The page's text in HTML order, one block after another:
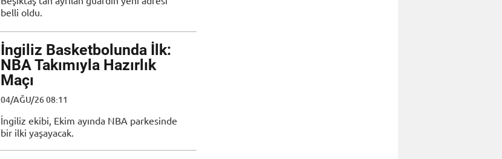
belli oldu.
İngiliz Basketbolunda İlk:
NBA Takımıyla Hazırlık
Maçı
04/AĞU/26 08:11
İngiliz ekibi, Ekim ayında NBA parkesinde
bir ilki yaşayacak.